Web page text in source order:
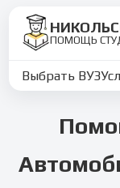
ПОМОЩЬ
Выбрать ВУЗ